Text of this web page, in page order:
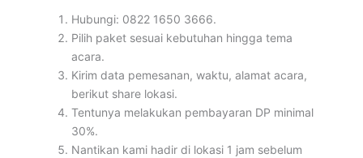
Hubungi: 0822 1650 3666.
Pilih paket sesuai kebutuhan hingga tema
acara.
Kirim data pemesanan, waktu, alamat acara,
berikut share lokasi.
Tentunya melakukan pembayaran DP minimal
30%.
Nantikan kami hadir di lokasi 1 jam sebelum